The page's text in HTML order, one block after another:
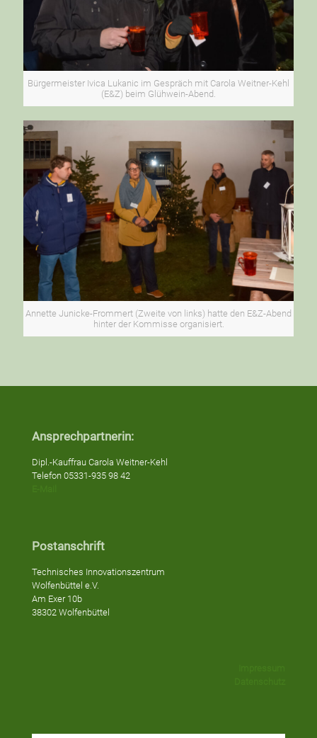
Bürgermeister Ivica Lukanic im Gespräch mit Carola Weitner-Kehl
(E&Z) beim Glühwein-Abend.
Annette Junicke-Frommert (Zweite von links) hatte den E&Z-Abend
hinter der Kommisse organisiert.
Ansprechpartnerin:
Dipl.-Kauffrau Carola Weitner-Kehl
Telefon 05331-935 98 42
Postanschrift
Technisches Innovationszentrum
Wolfenbüttel e.V.
Am Exer 10b
38302 Wolfenbüttel